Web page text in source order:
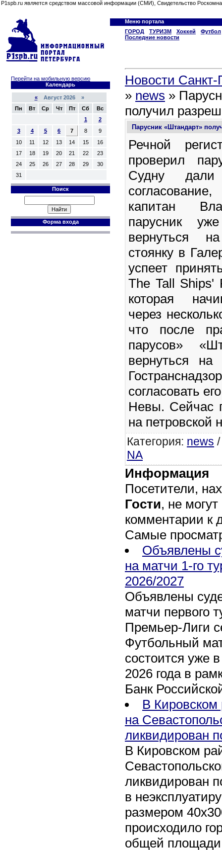
P1spb.ru является средством массовой информации (СМИ), Свидетельство
Меню портала
ГОРОД
ТУРИЗМ Хоккей
Футбол
Последние новости
Перейти на мобильную версию
Календарь
«Август 2026 »
Пн
Вт Ср Чт Пт Сб
Вс
1
2
3
4 5 6 7 8
9
10
11 12 13 14 15
16
17
18 19 20 21 22
23
24
25 26 27 28 29
30
31
Поиск
Форма входа
Новости Санкт-
» news »
получил
Парусник «Штандарт»
Речной
проверил
Судну дали
капитан
парусник
вернуться
стоянку в
успеет
The Tall Ships'
которая
через
что после
парусов»
вернуться на
согласовать
Невы. Сейчас
на петровской
Категория: news
NA
Информация
Посетители,
Гости, не
комментарии к
Самые
Объявлены
на матчи 1-го
2026/2027
Объявлены
матчи первого
Премьер-Лиги
Футбольный
состоится уже
2026 года в
Банк
В Кировском
на
ликвидирован
В Кировском
ликвидирован
в
размером
происходило
общей площади